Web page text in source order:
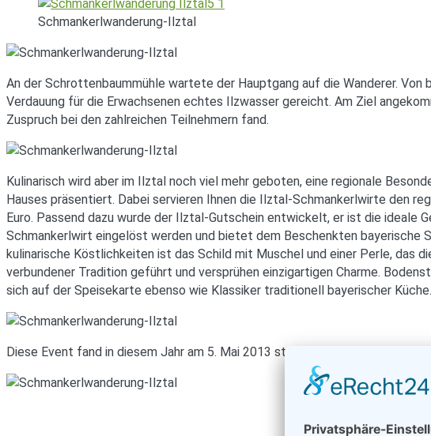
Schmankerlwanderung-Ilztal
An der Schrottenbaummühle wartete der Hauptgang auf die Wanderer.
Verdauung für die Erwachsenen echtes Ilzwasser gereicht. Am Ziel
Zuspruch bei den zahlreichen Teilnehmern fand.
Kulinarisch wird aber im Ilztal noch viel mehr geboten, eine regionale
Hauses präsentiert. Dabei servieren Ihnen die Ilztal-Schmankerlwirte den
Euro. Passend dazu wurde der Ilztal-Gutschein entwickelt, er ist die ideale
Schmankerlwirt eingelöst werden und bietet dem Beschenkten bayerische
kulinarische Köstlichkeiten ist das Schild mit Muschel und einer Perle, das
verbundener Tradition geführt und versprühen einzigartigen Charme.
sich auf der Speisekarte ebenso wie Klassiker traditionell bayerischer Küche.
Diese Event fand in diesem Jahr am 5. Mai 2013 statt